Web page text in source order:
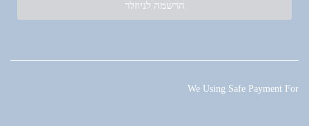
הרשמה לניוזלר
We Using Safe Payment For